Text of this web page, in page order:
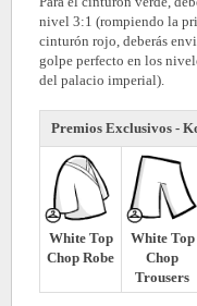
nivel 3:1 (rompiendo la
cinturón rojo, deberás
golpe perfecto en los
del palacio imperial).
Premios Exclusivos -
White Top
Chop Robe
White Top
Chop
Trousers